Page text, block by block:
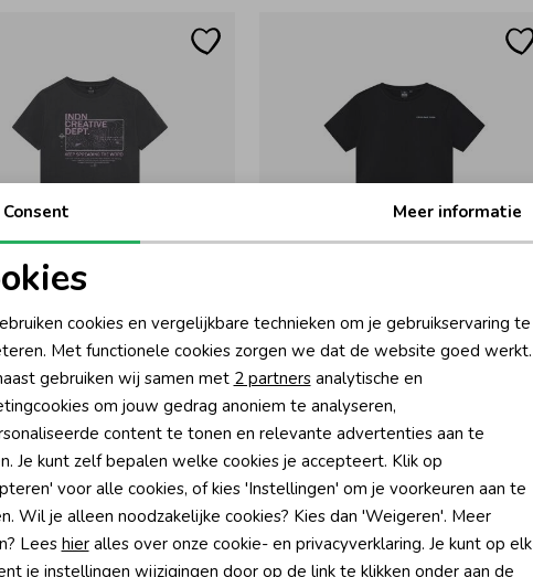
Blue Jeans
Washed Grey
Indian Blue Jeans
T-shirt Indian Blue Deep Antra
17,47 34,95
cookies
cookies Marketing cookies
Consent Meer informatie
cookies en vergelijkbare technieken om je gebruikservaring te
Met functionele cookies zorgen we dat de website goed werkt.
gebruiken wij samen met 2 partnersanalytische en
om jouw gedrag anoniem te analyseren,
content te tonen en relevante advertenties aan te
Je kunt zelf bepalen welke cookies je accepteert. Klik op
voor alle cookies, of kies 'Instellingen' om je voorkeuren aan te
Wil je alleen noodzakelijke cookies? Kies dan 'Weigeren'. Meer
Lees hieralles over onze cookie- en privacyverklaring. Je kunt op elk
je instellingen wijzigingen door op de link te klikken onder aan de